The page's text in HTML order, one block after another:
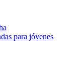
para jóvenes